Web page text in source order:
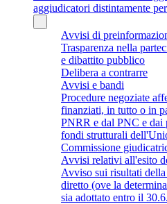
aggiudicatori distintamente
Avvisi di
Trasparenza nella
e dibattito pubblico
Delibera a contrarre
Avvisi e bandi
Procedure negoziate
finanziati, in tutto o in
PNRR e dal PNC e dai
fondi strutturali
Commissione
Avvisi relativi all'esito
Avviso sui risultati
diretto (ove la
sia adottato entro il